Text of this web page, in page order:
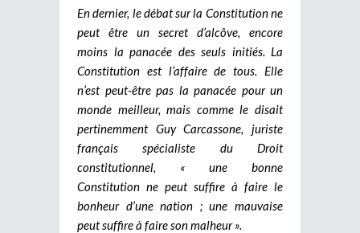
En dernier, le débat sur la Constitution ne
peut être un secret d’alcôve, encore
moins la panacée des seuls initiés. La
Constitution est l’affaire de tous. Elle
n’est peut-être pas la panacée pour un
monde meilleur, mais comme le disait
pertinemment Guy Carcassone, juriste
français spécialiste du Droit
constitutionnel, « une bonne
Constitution ne peut suffire à faire le
bonheur d’une nation ; une mauvaise
peut suffire à faire son malheur ».